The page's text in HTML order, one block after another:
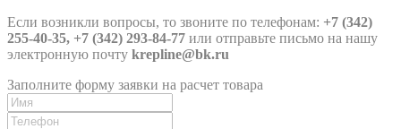
Если возникли вопросы, то звоните по телефонам: +7 (342)
255-40-35, +7 (342) 293-84-77 или отправьте письмо на нашу
электронную почту krepline@bk.ru
Заполните форму заявки на расчет товара